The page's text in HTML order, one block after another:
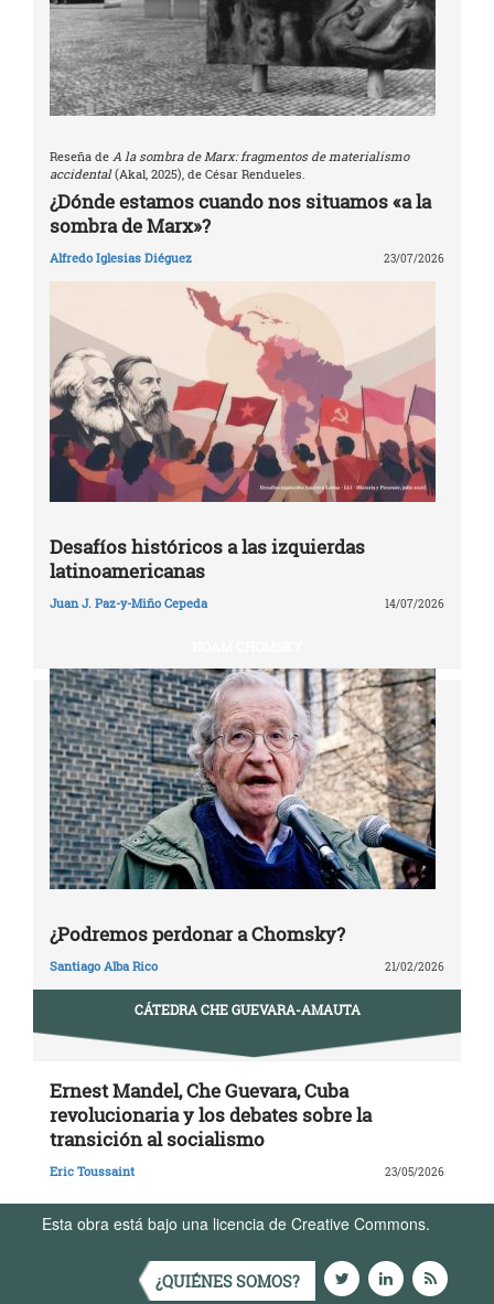
Reseña de A la sombra de Marx: fragmentos de materialismo
accidental(Akal, 2025), de César Rendueles.
¿Dónde estamos cuando nos situamos «a la
sombra de Marx»?
Alfredo Iglesias Diéguez 23/07/2026
Desafíos históricos a las izquierdas
latinoamericanas
Juan J. Paz-y-Miño Cepeda 14/07/2026
¿Podremos perdonar a Chomsky?
Santiago Alba Rico 21/02/2026
CÁTEDRA CHE GUEVARA-AMAUTA
Ernest Mandel, Che Guevara, Cuba
revolucionaria y los debates sobre la
transición al socialismo
Eric Toussaint 23/05/2026
Esta obra está bajo una licencia de Creative Commons.
¿QUIÉNES SOMOS?